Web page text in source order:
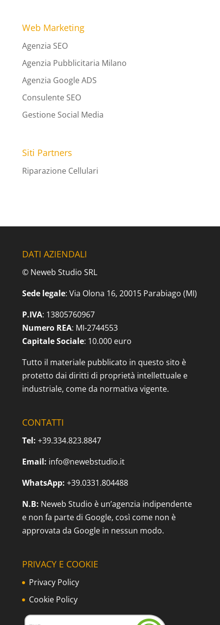
Web Marketing
Agenzia SEO
Agenzia Pubblicitaria Milano
Agenzia Google ADS
Consulente SEO
Gestione Social Media
Siti Partners
Riparazione Cellulari
DATI AZIENDALI
© Neweb Studio SRL
Sede legale: Via Olona 16, 20015 Parabiago (MI)
P.IVA: 13805760967
Numero REA: MI-2744553
Capitale Sociale: 10.000 euro
Tutto il materiale pubblicato in questo sito è
protetto dai diritti di proprietà intellettuale e
industriale, come da normativa vigente.
CONTATTI
Tel: +39.334.823.8847
Email: info@newebstudio.it
WhatsApp: +39.0331.804488
N.B: Neweb Studio è un’agenzia indipendente
e non fa parte di Google, così come non è
approvata da Google in nessun modo.
PRIVACY E COOKIE
Privacy Policy
Cookie Policy